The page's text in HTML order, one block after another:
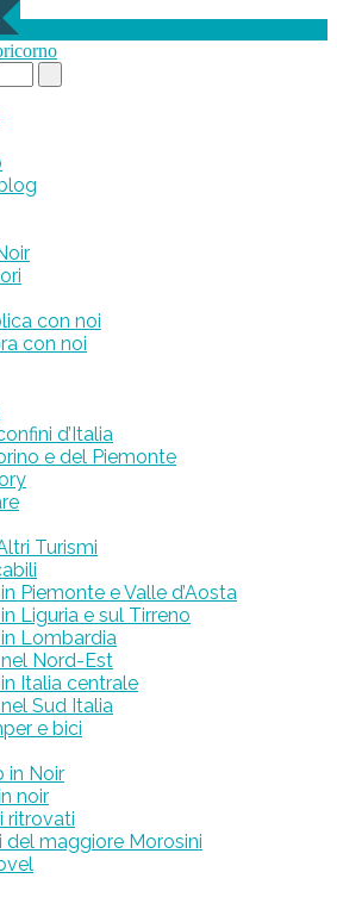
con noi
con noi
d’Italia
e del Piemonte
Turismi
Piemonte e Valle d’Aosta
Liguria e sul Tirreno
Lombardia
Nord-Est
Italia centrale
Sud Italia
e bici
in Noir
noir
ritrovati
del maggiore Morosini